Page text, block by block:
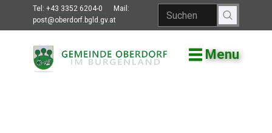
Tel: +43 3352 6204-0
Mail:
post@oberdorf.bgld.gv.at
Menu
Willkommen